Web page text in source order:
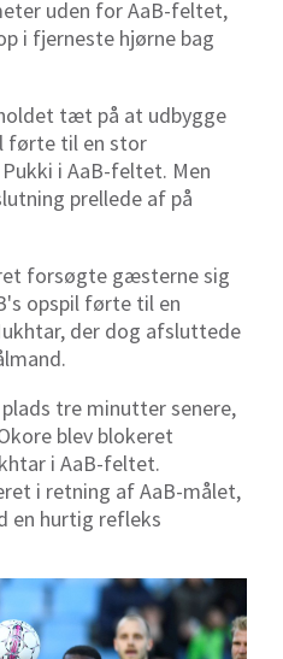
uden for AaB-feltet,
i fjerneste hjørne bag
tæt på at udbygge
førte til en stor
i AaB-feltet. Men
prellede af på
forsøgte gæsterne sig
opspil førte til en
der dog afsluttede
tre minutter senere,
blev blokeret
i AaB-feltet.
i retning af AaB-målet,
en hurtig refleks